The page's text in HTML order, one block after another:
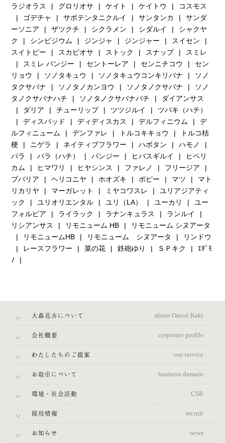
ラジオラス
グロリオサ ケイト ケイトウ
コスモス
ゴデチャ
サボテンタニクルイ サンタンカ
サンダ
ーソニア
ザツクチ シクラメン シダルイ
シャクヤ
ク
シンビジウム ジンジャ ジンジャー
スイセン
スイトピー
スカビオサ ストック スナップ
スミレ
スミレ パンジー
セントーレア センニチコウ
セン
リョウ
ソノタキュウ ソノタキュウコンキリバナ
ソノ
タクサバナ
ソノタノカンヨウ ソノタノクサバナ
ソノ
タノクサバナハチ
ソノタノクサバナバチ
ダイアンサス
ダリア
チューリップ ツツジルイ
ツバキ（ハチ）
ディスバッド
ディディスカス デルフィニウム
デ
ルフィニューム
デンファレ トルコキキョウ
トルコ桔
梗
ニゲラ ネイティブフラワー ハボタン
ハモノ
バラ
バラ（ハチ） パンジー ヒバスギルイ
ヒペリ
カム
ヒマワリ ヒヤシンス ファレノ
フリージア
ブバリア
ヘリコニヤ ホオズキ ポピー マツ
マト
リカリヤ
マーガレット ミヤコワスレ
ユリアジアティ
ック
ユリオリエンタル ユリ（LA） ユーカリ
ユー
フォルビア
ライラック ラナンキュラス
ランルイ
リシアンサス
リモニューム HB
リモニューム シヌアータ
リモニュームHB
リモニューム シヌアータ
リンドウ
レースフラワー
菜の花 鉄砲ゆり ＳＰキク
ｴﾀﾞﾓ
ﾉ
大森花卉について about Omori Kaki
会社概要 corporate profile
わたしたちのご提案 our service
お取引について business domain
環境・社会活動 CSR
採用情報 recruit
お知らせ news